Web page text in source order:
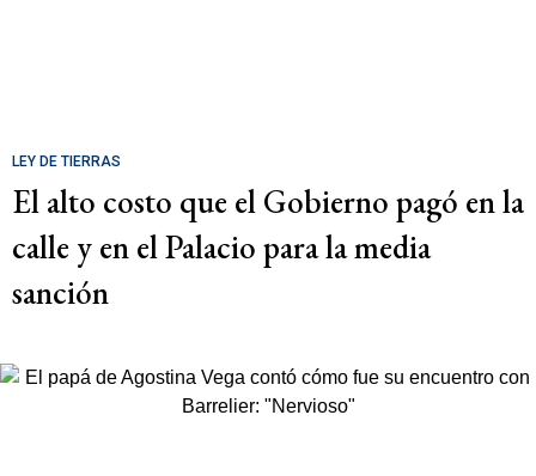
LEY DE TIERRAS
El alto costo que el Gobierno pagó en la
calle y en el Palacio para la media
sanción